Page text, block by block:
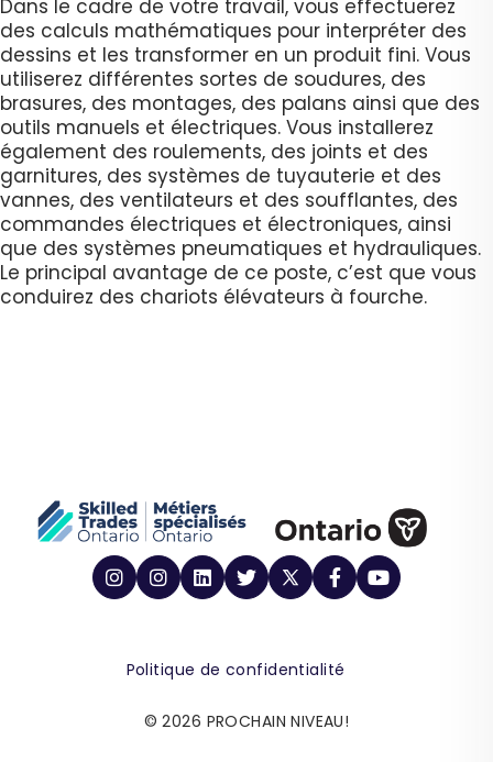
Dans le cadre de votre travail, vous effectuerez
des calculs mathématiques pour interpréter des
dessins et les transformer en un produit fini. Vous
utiliserez différentes sortes de soudures, des
brasures, des montages, des palans ainsi que des
outils manuels et électriques. Vous installerez
également des roulements, des joints et des
garnitures, des systèmes de tuyauterie et des
vannes, des ventilateurs et des soufflantes, des
commandes électriques et électroniques, ainsi
que des systèmes pneumatiques et hydrauliques.
Le principal avantage de ce poste, c’est que vous
conduirez des chariots élévateurs à fourche.
Politique de confidentialité
© 2026 PROCHAIN NIVEAU!